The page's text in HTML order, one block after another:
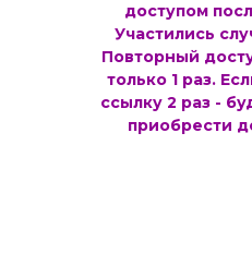
доступом
Участились
Повторный
только 1 раз.
ссылку 2 раз -
приобрести